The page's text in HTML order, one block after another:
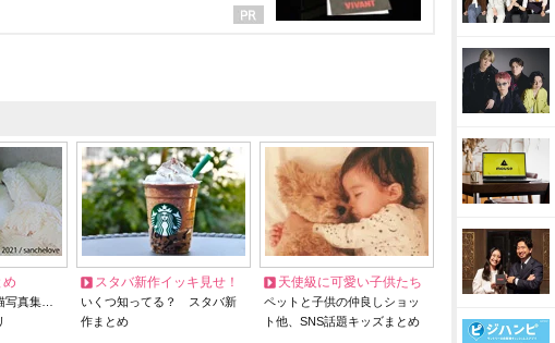
め
写真集…
スタバ新作イッキ見せ！
いくつ知ってる？ スタバ新
作まとめ
天使級に可愛い子供たち
ペットと子供の仲良しショッ
ト他、SNS話題キッズまとめ